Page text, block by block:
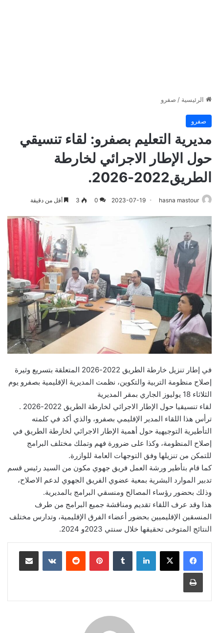
الرئيسية / صفرو
صفرو
مديرية التعليم بصفرو: لقاء تنسيقي
حول الإطار الاجرائي لخارطة
الطريق2022-2026.
hasna mastour
2023-07-19
0
3 أقل من دقيقة
في إطار تنزيل خارطة الطريق 2022-2026 المتعلقة بتسريع وثيرة
إصلاح منظومة التربية والتكوين، نظمت المديرية الإقليمية بصفرو يوم
الثلاثاء 18 يوليوز الجاري بمقر المديرية
لقاء تنسيقيا حول الإطار الاجرائي لخارطة الطريق 2022-2026 .
ترأس هذا اللقاء المدير الإقليمي بصفرو، والذي أكد في كلمته
التأطيرية التوجيهية حول أهمية الإطار الاجرائي لخارطة الطريق في
إصلاح المنظومة، وكذا على ضرورة فهم وتملك مختلف البرامج
للتمكن من تنزيلها وفق التوجهات العامة للوازرة.
كما قام بتأطير ورشة العمل فريق جهوي مكون من السيد رئيس قسم
تدبير الموارد البشرية بمعية عضوي الفريق الجهوي لدعم الاصلاح،
وذلك بحضور رؤساء المصالح ومنسقي البرامج بالمديرية.
هذا وقد عرف اللقاء تقديم ومناقشة جميع البرامج من طرف
المنسقين الإقليميين بحضور أعضاء الفرق الإقليمية، وتدارس مختلف
النتائج المتوخى تحقيقها خلال سنتي 2023و 2024.
لينكدإن بينتيريست مشاركة عبر البريد
طباعة